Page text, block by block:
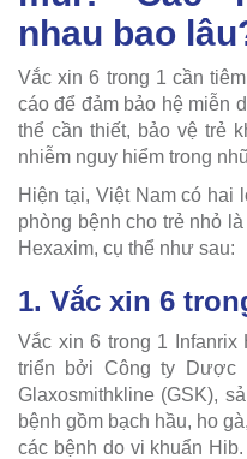
nhau bao
Vắc xin 6 trong 1 cần
cáo để đảm bảo hệ miễn
thể cần thiết, bảo vệ trẻ
nhiễm nguy hiểm trong
Hiện tại, Việt Nam có hai
phòng bệnh cho trẻ nhỏ
Hexaxim, cụ thể như sau:
1. Vắc xin 6
Vắc xin 6 trong 1
triển bởi Công ty Dược
Glaxosmithkline (GSK),
bệnh gồm bạch hầu, ho
các bệnh do vi khuẩn